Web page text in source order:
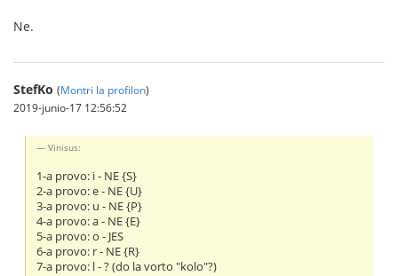
Ne.
StefKo (Montri la profilon)
2019-junio-17 12:56:52
Vinisus:
1-a provo: i - NE {S}
2-a provo: e - NE {U}
3-a provo: u - NE {P}
4-a provo: a - NE {E}
5-a provo: o - JES
6-a provo: r - NE {R}
7-a provo: l - ? (do la vorto "kolo"?)